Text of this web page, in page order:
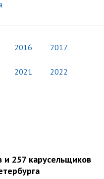
2016 2017
2021 2022
и 257 карусельщиков